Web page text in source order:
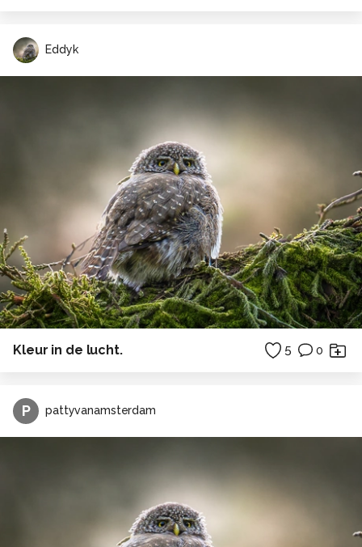
Eddyk
Kleur in de lucht. 5 0
P pattyvanamsterdam